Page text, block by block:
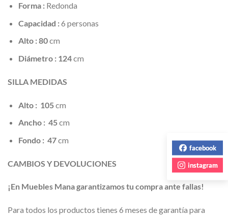
Forma : Redonda
Capacidad :6 personas
Alto : 80cm
Diámetro : 124cm
SILLA MEDIDAS
Alto : 105cm
Ancho : 45cm
Fondo : 47cm
CAMBIOS Y DEVOLUCIONES
¡En Muebles Mana garantizamos tu compra ante fallas!
Para todos los productos tienes 6 meses de garantía para
facebook
instagram